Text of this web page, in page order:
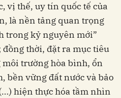
vị thế, uy tín quốc tế của
là nền tảng quan trọng
trong kỷ nguyên mới”
đồng thời, đặt ra mục tiêu
trường hòa bình, ổn
bền vững đất nước và bảo
hiện thực hóa tầm nhìn